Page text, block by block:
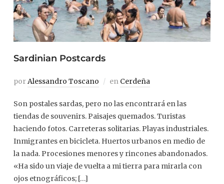
Sardinian Postcards
porAlessandro Toscano en Cerdeña
Son postales sardas, pero no las encontrará en las
tiendas de souvenirs. Paisajes quemados. Turistas
haciendo fotos. Carreteras solitarias. Playas industriales.
Inmigrantes en bicicleta. Huertos urbanos en medio de
la nada. Procesiones menores y rincones abandonados.
«Ha sido un viaje de vuelta a mi tierra para mirarla con
ojos etnográficos; […]